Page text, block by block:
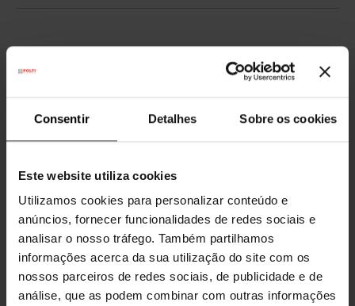
Consentir Detalhes Sobre os cookies
Este website utiliza cookies
Utilizamos cookies para personalizar conteúdo e
anúncios, fornecer funcionalidades de redes sociais e
analisar o nosso tráfego. Também partilhamos
informações acerca da sua utilização do site com os
nossos parceiros de redes sociais, de publicidade e de
análise, que as podem combinar com outras informações
La empresa
Tratamento de dados
Blog e Conselhos